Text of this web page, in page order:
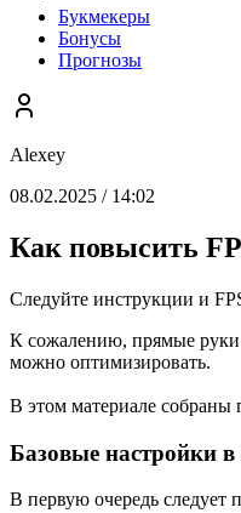
Букмекеры
Бонусы
Прогнозы
Alexey
08.02.2025 / 14:02
Как повысить
Следуйте инструкции и
К сожалению, прямые руки
можно оптимизировать.
В этом материале
Базовые настройки в
В первую очередь следует